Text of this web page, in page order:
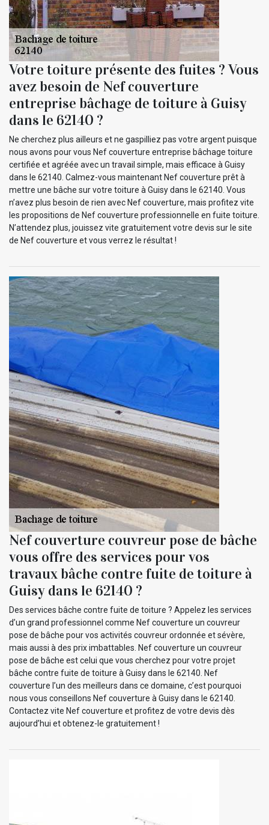
Votre toiture présente des fuites ? Vous
avez besoin de Nef couverture
entreprise bâchage de toiture à Guisy
dans le 62140 ?
Ne cherchez plus ailleurs et ne gaspilliez pas votre argent puisque
nous avons pour vous Nef couverture entreprise bâchage toiture
certifiée et agréée avec un travail simple, mais efficace à Guisy
dans le 62140. Calmez-vous maintenant Nef couverture prêt à
mettre une bâche sur votre toiture à Guisy dans le 62140. Vous
n’avez plus besoin de rien avec Nef couverture, mais profitez vite
les propositions de Nef couverture professionnelle en fuite toiture.
N’attendez plus, jouissez vite gratuitement votre devis sur le site
de Nef couverture et vous verrez le résultat !
Nef couverture couvreur pose de bâche
vous offre des services pour vos
travaux bâche contre fuite de toiture à
Guisy dans le 62140 ?
Des services bâche contre fuite de toiture ? Appelez les services
d’un grand professionnel comme Nef couverture un couvreur
pose de bâche pour vos activités couvreur ordonnée et sévère,
mais aussi à des prix imbattables. Nef couverture un couvreur
pose de bâche est celui que vous cherchez pour votre projet
bâche contre fuite de toiture à Guisy dans le 62140. Nef
couverture l’un des meilleurs dans ce domaine, c’est pourquoi
nous vous conseillons Nef couverture à Guisy dans le 62140.
Contactez vite Nef couverture et profitez de votre devis dès
aujourd’hui et obtenez-le gratuitement !